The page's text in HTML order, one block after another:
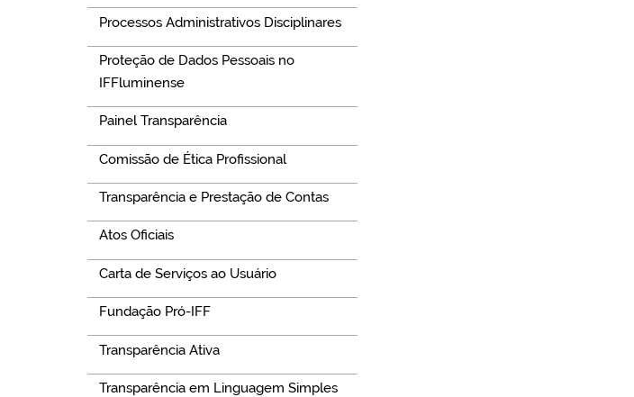
Processos Administrativos Disciplinares
Proteção de Dados Pessoais no
IFFluminense
Painel Transparência
Comissão de Ética Profissional
Transparência e Prestação de Contas
Atos Oficiais
Carta de Serviços ao Usuário
Fundação Pró-IFF
Transparência Ativa
Transparência em Linguagem Simples